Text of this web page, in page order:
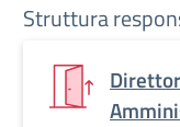
Struttura